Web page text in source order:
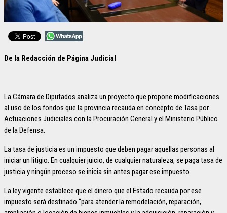
De la Redacción de Página Judicial
La Cámara de Diputados analiza un proyecto que propone modificaciones
al uso de los fondos que la provincia recauda en concepto de Tasa por
Actuaciones Judiciales con la Procuración General y el Ministerio Público
de la Defensa.
La tasa de justicia es un impuesto que deben pagar aquellas personas al
iniciar un litigio. En cualquier juicio, de cualquier naturaleza, se paga tasa de
justicia y ningún proceso se inicia sin antes pagar ese impuesto.
La ley vigente establece que el dinero que el Estado recauda por ese
impuesto será destinado “para atender la remodelación, reparación,